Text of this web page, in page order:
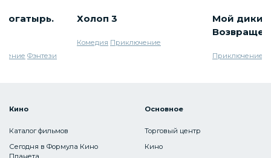
Холоп 3
Комедия Приключение
Мой дикий
Приключение
Фэнтези
Кино
Каталог фильмов
Сегодня в Формула Кино
Планета
Основное
Торговый центр
Кино